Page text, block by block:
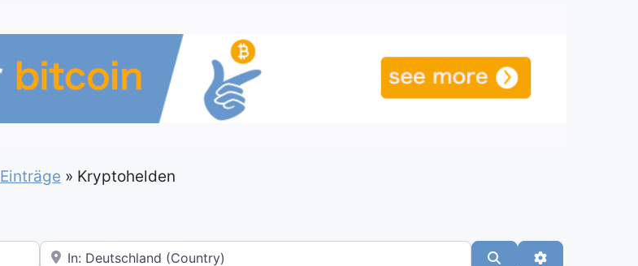
Einträge » Kryptohelden
In der Nähe SuchenAdvanced